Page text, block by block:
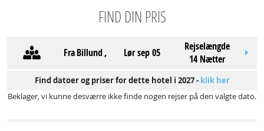
FIND DIN PRIS
FraBillund, lør sep 05
Rejselængde
14 Nætter
Find datoer og priser for dette hotel i 2027 - klik her
Beklager, vi kunne desværre ikke finde nogen rejser på den valgte dato.